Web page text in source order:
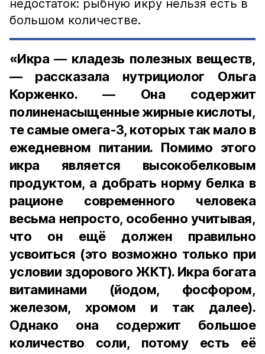
недостаток: рыбную икру нельзя есть в
большом количестве.
«Икра — кладезь полезных веществ,
— рассказала нутрициолог Ольга
Корженко. — Она содержит
полиненасыщенные жирные кислоты,
те самые омега-3, которых так мало в
ежедневном питании. Помимо этого
икра является высокобелковым
продуктом, а добрать норму белка в
рационе современного человека
весьма непросто, особенно учитывая,
что он ещё должен правильно
усвоиться (это возможно только при
условии здорового ЖКТ). Икра богата
витаминами (йодом, фосфором,
железом, хромом и так далее).
Однако она содержит большое
количество соли, потому есть её